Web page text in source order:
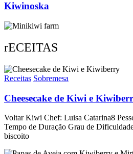
Kiwinoska
rECEITAS
Receitas Sobremesa
Cheesecake de Kiwi e
Voltar Kiwi Chef: Luisa Catarina8
Tempo de Duração Grau de
biscoito